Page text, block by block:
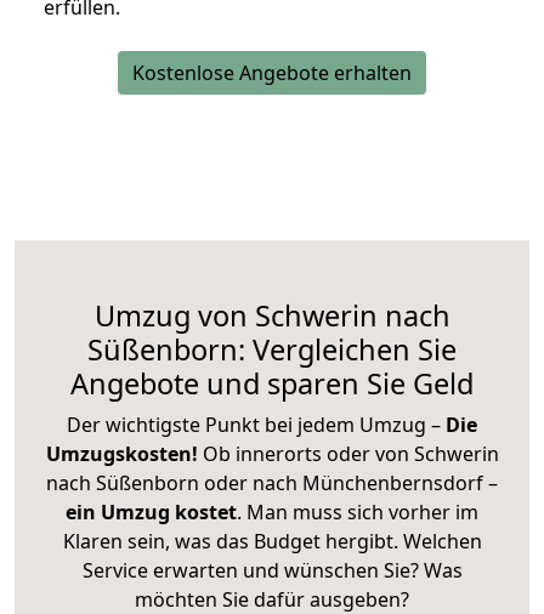
erfüllen.
Kostenlose Angebote erhalten
Umzug von Schwerin nach
Süßenborn: Vergleichen Sie
Angebote und sparen Sie Geld
Der wichtigste Punkt bei jedem Umzug – Die
Umzugskosten! Ob innerorts oder von Schwerin
nach Süßenborn oder nach Münchenbernsdorf –
ein Umzug kostet. Man muss sich vorher im
Klaren sein, was das Budget hergibt. Welchen
Service erwarten und wünschen Sie? Was
möchten Sie dafür ausgeben?